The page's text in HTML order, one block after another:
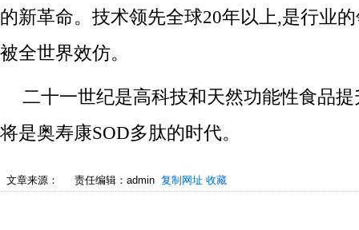
的新革命。技术领先全球20年以上,是行业
被全世界效仿。
二十一世纪是高科技和天然功能性食品
将是奥寿康SOD多肽的时代。
文章来源： 责任编辑：admin 复制网址 收藏